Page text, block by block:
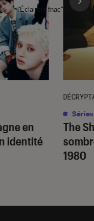
en
identité
The
1980
Séries
l'Éclaireur fnac">